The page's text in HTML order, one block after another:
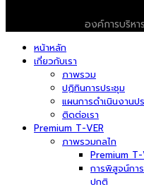
องค์การบริหา
หน้าหลัก
เกี่ยวกับเรา
ภาพรวม
ปฏิทินการประชุม
แผนการดำเนินงานป
ติดต่อเรา
Premium T-VER
ภาพรวมกลไก
Premium T-
การพิสูจน์กา
ปกติ